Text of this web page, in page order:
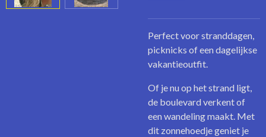
Perfect voor stranddagen,
picknicks of een dagelijkse
vakantieoutfit.
Of je nu op het strand ligt,
de boulevard verkent of
een wandeling maakt. Met
dit zonnehoedje geniet je